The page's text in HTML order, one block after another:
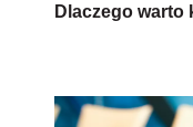
Dlaczego warto